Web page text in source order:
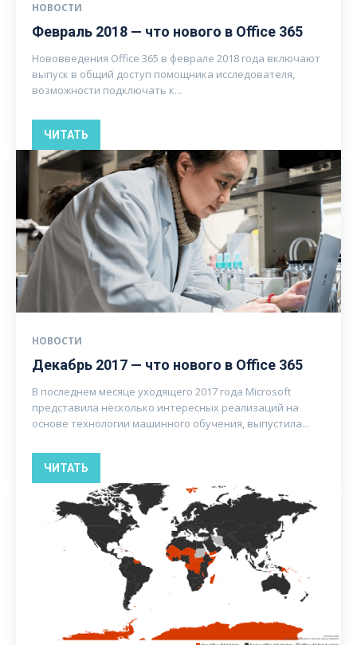
НОВОСТИ
Февраль 2018 — что нового в Office 365
Нововведения Office 365 в феврале 2018 года включают
выпуск в общий доступ помощника исследователя,
возможности подключать к...
ЧИТАТЬ
НОВОСТИ
Декабрь 2017 — что нового в Office 365
В последнем месяце уходящего 2017 года Microsoft
представила несколько интересных реализаций на
основе технологии машинного обучения, выпустила...
ЧИТАТЬ